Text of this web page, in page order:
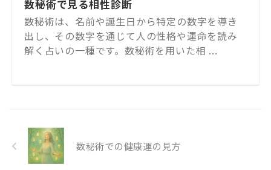
数秘術で見る相性診断
数秘術は、名前や誕生日から特定の数字を導き
出し、その数字を通じて人の性格や運命を読み
解く占いの一種です。数秘術を用いた相 ...
数秘術での健康運の見方